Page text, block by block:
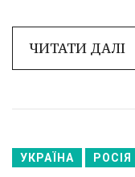
ЧИТАТИ ДАЛІ
УКРАЇНА РОСІЯ